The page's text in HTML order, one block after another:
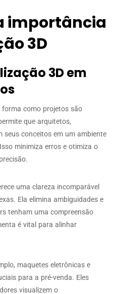
importância
3D
3D em
forma como projetos são
que arquitetos,
seus conceitos em um ambiente
minimiza erros e otimiza o
uma clareza incomparável
Ela elimina ambiguidades e
tenham uma compreensão
é vital para alinhar
maquetes eletrônicas e
para a pré-venda. Eles
visualizem o